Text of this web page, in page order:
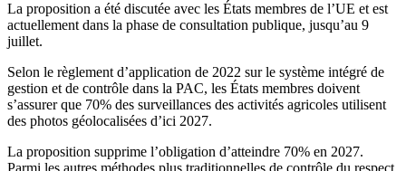
La proposition a été discutée avec les États membres de l’UE et est
actuellement dans la phase de consultation publique, jusqu’au 9
juillet.
Selon le règlement d’application de 2022 sur le système intégré de
gestion et de contrôle dans la PAC, les États membres doivent
s’assurer que 70% des surveillances des activités agricoles utilisent
des photos géolocalisées d’ici 2027.
La proposition supprime l’obligation d’atteindre 70% en 2027.
Parmi les autres méthodes plus traditionnelles de contrôle du respect